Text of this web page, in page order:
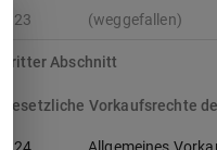
§ 23 (weggefallen)
Dritter Abschnitt
Gesetzliche Vorkaufsrechte